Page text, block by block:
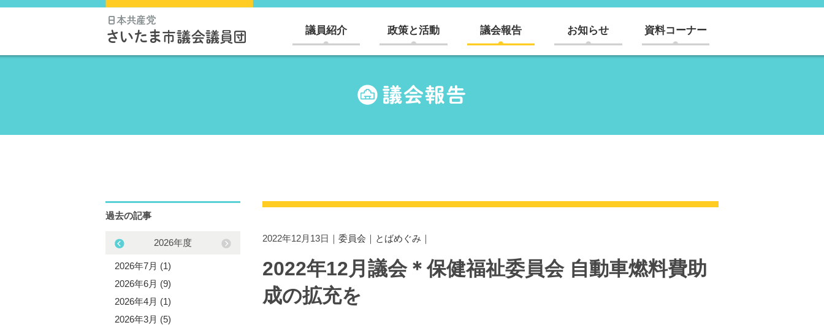
議員紹介 政策と活動 議会報告 お知らせ 資料コーナー
2022年12月13日｜ 委員会 ｜ とばめぐみ ｜
2022年12月議会＊保健福祉委員会 自動車燃料費助
成の拡充を
過去の記事
2026年度
2026年7月 (1)
2026年6月 (9)
2026年4月 (1)
2026年3月 (5)